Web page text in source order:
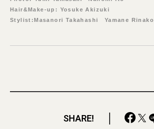
Hair&Make-up: Yosuke Akizuki
Stylist:Masanori Takahashi Yamane Rinako
SHARE!